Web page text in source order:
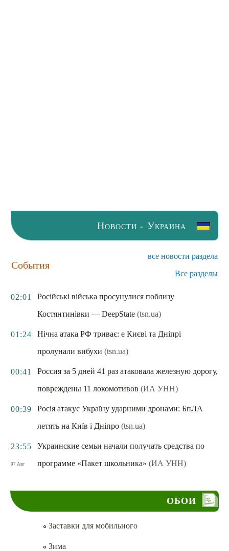
Новости - Украина
События
все новости раздела
Все разделы
02:01
Російські війська просунулися поблизу
Костянтинівки — DeepState (tsn.ua)
01:24
Нічна атака РФ триває: e Києві та Дніпрі
пролунали вибухи (tsn.ua)
00:41
Россия за 5 дней 41 раз атаковала железную дорогу,
повреждены 11 локомотивов (ИА УНН)
00:39
Росія атакує Україну ударними дронами: БпЛА
летять на Київ і Дніпро (tsn.ua)
23:55
07 Авг
Украинские семьи начали получать средства по
программе «Пакет школьника» (ИА УНН)
ОБОИ
Заставки для мобильного
Зима